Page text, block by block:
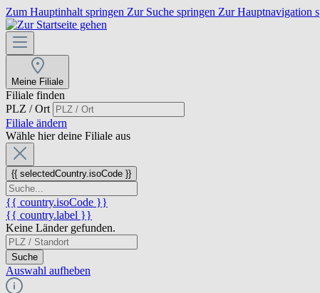
Zum Hauptinhalt springen Zur Suche springen Zur Hauptnavigation
Meine Filiale
Filiale finden
PLZ / Ort
Filiale ändern
Wähle hier deine Filiale aus
{{ selectedCountry.isoCode }}
{{ country.isoCode }}
{{ country.label }}
Keine Länder gefunden.
Suche
Auswahl aufheben